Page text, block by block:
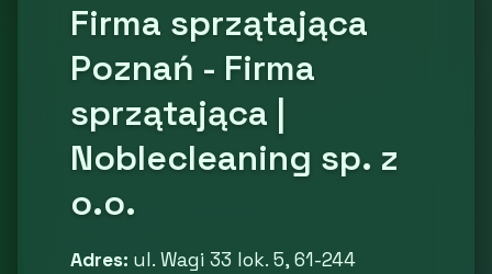
Firma sprzątająca
Poznań - Firma
sprzątająca |
Noblecleaning sp. z
o.o.
Adres: ul. Wagi 33 lok. 5, 61-244